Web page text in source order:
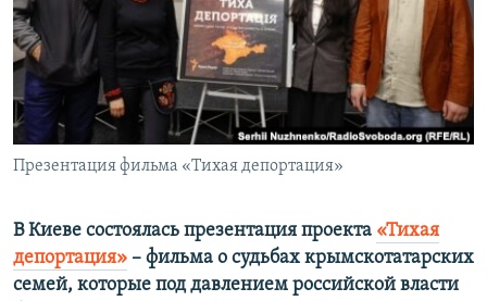
ПОБЕДИТЕЛЕЙ НЕ СУДЯТ?
КРЫМ.НЕПОКОРЕННЫЙ
ELIFBE
УКРАИНСКАЯ ПРОБЛЕМА КРЫМА
ПРИСОЕДИНЯЙТЕСЬ!
Все сайты RFE/RL
Презентация фильма «Тихая депортация»
В Киеве состоялась презентация проекта «Тихая
депортация» – фильма о судьбах крымскотатарских
семей, которые под давлением российской власти